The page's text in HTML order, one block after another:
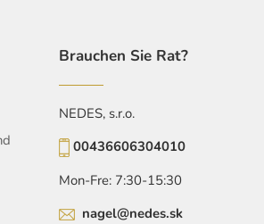
Brauchen Sie Rat?
NEDES, s.r.o.
00436606304010
Mon-Fre: 7:30-15:30
nagel@nedes.sk